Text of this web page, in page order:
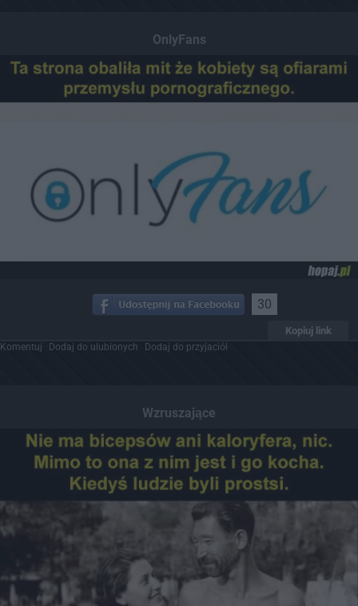
OnlyFans
30
Kopiuj link
Komentuj Dodaj do ulubionych Dodaj do przyjaciół
Wzruszające